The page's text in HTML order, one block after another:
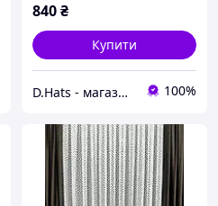
840₴
Купити
D.Hats - магазин жіночих головних уборів 100%